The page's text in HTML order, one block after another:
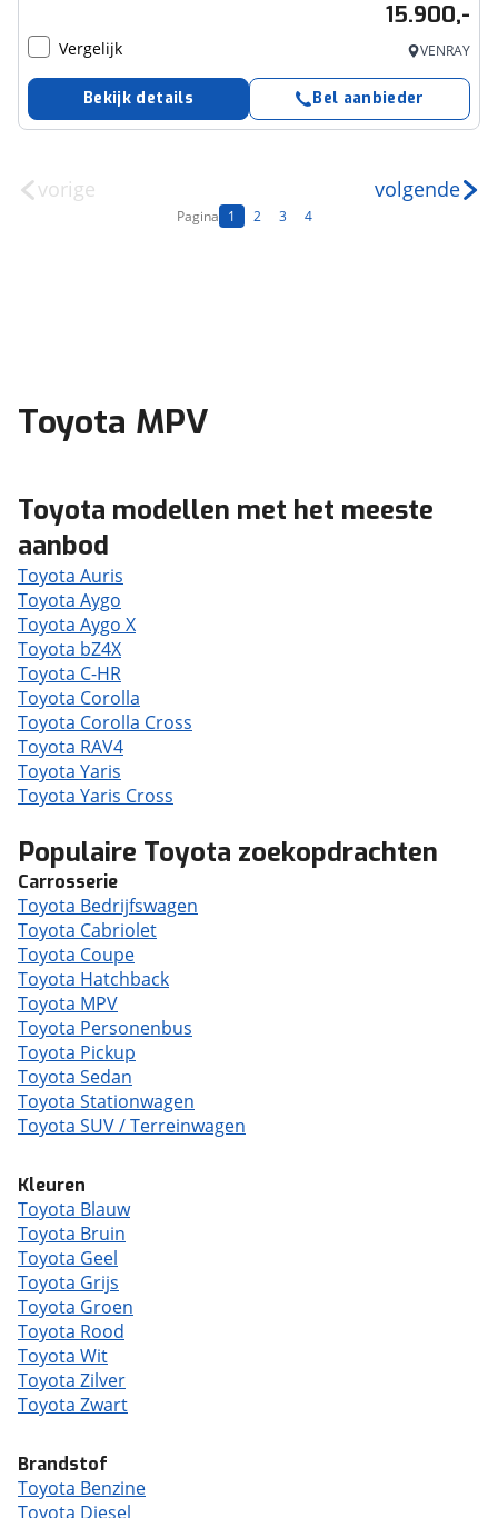
15.900,-
Vergelijk VENRAY
Bekijk details Bel aanbieder
vorige
Pagina 1 2 3 4
volgende
Toyota MPV
Toyota modellen met het meeste
aanbod
Toyota Auris
Toyota Aygo
Toyota Aygo X
Toyota bZ4X
Toyota C-HR
Toyota Corolla
Toyota Corolla Cross
Toyota RAV4
Toyota Yaris
Toyota Yaris Cross
Populaire Toyota zoekopdrachten
Carrosserie
Toyota Bedrijfswagen
Toyota Cabriolet
Toyota Coupe
Toyota Hatchback
Toyota MPV
Toyota Personenbus
Toyota Pickup
Toyota Sedan
Toyota Stationwagen
Toyota SUV / Terreinwagen
Kleuren
Toyota Blauw
Toyota Bruin
Toyota Geel
Toyota Grijs
Toyota Groen
Toyota Rood
Toyota Wit
Toyota Zilver
Toyota Zwart
Brandstof
Toyota Benzine
Toyota Diesel